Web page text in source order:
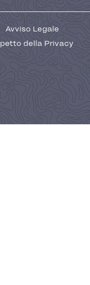
Avviso Legale
della Privacy